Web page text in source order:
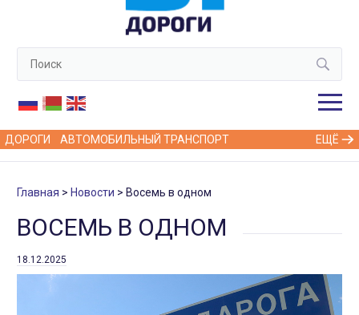
ДОРОГИ АВТОМОБИЛЬНЫЙ ТРАНСПОРТ ЕЩЁ
Главная Новости Восемь в одном
ВОСЕМЬ В ОДНОМ
18.12.2025